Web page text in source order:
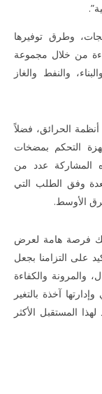
وطرق توفيرها
من خلال مجموعة
والنفط والغاز
الحرائق، فضلاً
التحكم بمضخات
المشاركة عدد من
وفق الطلب التي
الأوسط.
فرصة هامة لعرض
على التزامنا بجعل
والمرونة والكفاءة
آخذة بالتغير
المستقبل الأكثر